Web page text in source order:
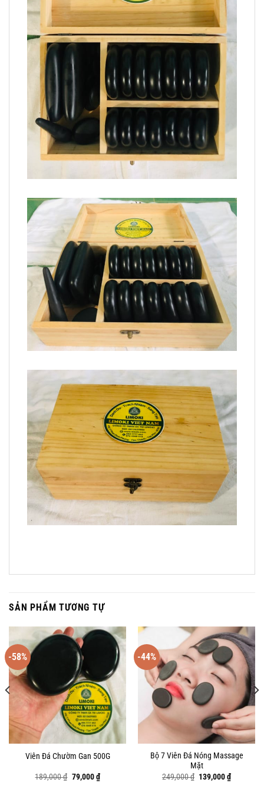
SẢN PHẨM TƯƠNG TỰ
-58%
Viên Đá Chườm Gan 500G
189,000₫ Giá
gốc
79,000₫Giá
hiện
-44%
Bộ 7 Viên Đá Nóng Massage
Mặt
249,000₫ Giá
139,000₫Giá
hiện